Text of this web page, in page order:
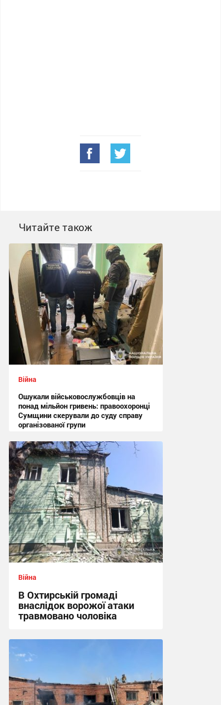
Читайте також
Війна
Ошукали військовослужбовців на
понад мільйон гривень: правоохоронці
Сумщини скерували до суду справу
організованої групи
12:47 сьогодні
Війна
В Охтирській громаді
внаслідок ворожої атаки
травмовано чоловіка
09:21 сьогодні